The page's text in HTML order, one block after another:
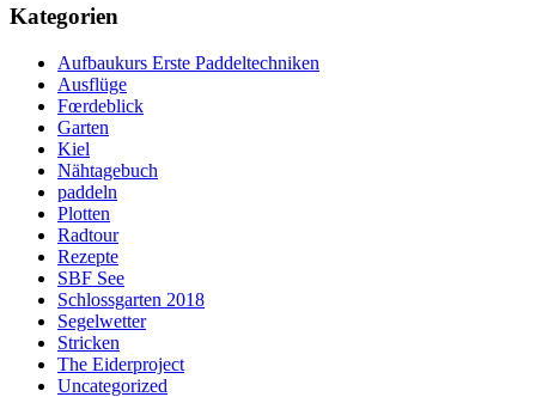
Kategorien
Aufbaukurs Erste Paddeltechniken
Ausflüge
Fœrdeblick
Garten
Kiel
Nähtagebuch
paddeln
Plotten
Radtour
Rezepte
SBF See
Schlossgarten 2018
Segelwetter
Stricken
The Eiderproject
Uncategorized